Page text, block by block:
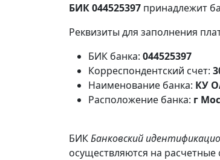
БИК 044525397 принадлежит
Реквизиты для заполнения
БИК банка: 044525397
Корреспондентский счет:
Наименование банка: КУ
Расположение банка: г
БИКБанковский
осуществляются на